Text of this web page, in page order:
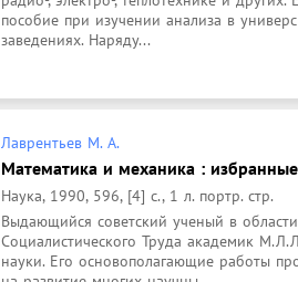
пособие при изучении анализа в
заведениях. Наряду...
Лаврентьев М. А.
Математика и механика :
Наука, 1990, 596, [4] с., 1 л. портр. стр.
Выдающийся советский ученый в
Социалистического Труда академик
науки. Его основополагающие работы